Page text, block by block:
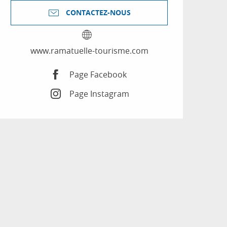
CONTACTEZ-NOUS
www.ramatuelle-tourisme.com
Page Facebook
Page Instagram